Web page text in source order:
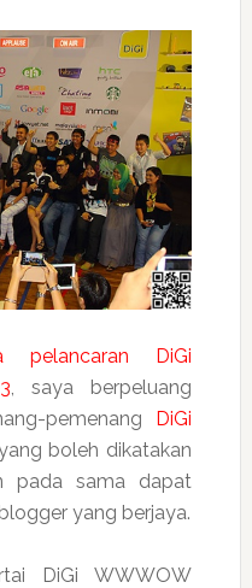
pelancaran DiGi
, saya berpeluang
pemenang DiGi
boleh dikatakan
pada sama dapat
yang berjaya.
DiGi WWWOW